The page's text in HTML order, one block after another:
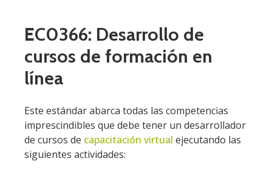
EC0366: Desarrollo de
cursos de formación en
línea
Este estándar abarca todas las competencias
imprescindibles que debe tener un desarrollador
de cursos de capacitación virtual ejecutando las
siguientes actividades: